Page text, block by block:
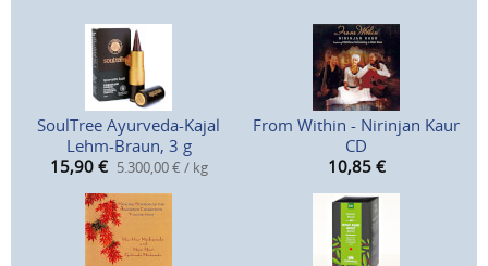
SoulTree Ayurveda-Kajal
Lehm-Braun, 3 g
15,90 € 5.300,00 € / kg
From Within - Nirinjan Kaur
CD
10,85 €